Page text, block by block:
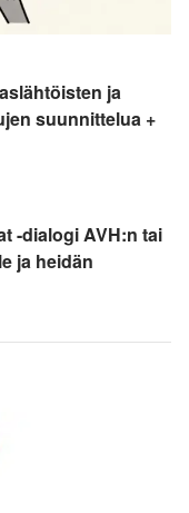
ja
suunnittelua +
-dialogi AVH:n tai
ja heidän